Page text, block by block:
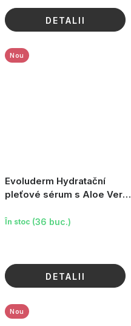
DETALII
Evoluderm Hydratační
pleťové sérum s Aloe Vera,
Nou
În stoc (36 buc.)
DETALII
Nou